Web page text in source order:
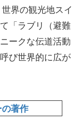
界の観光地スイ
「ラブリ（避難
ークな伝道活動
び世界的に広が
著作